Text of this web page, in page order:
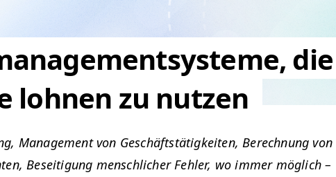
die
lohnen zu nutzen
Man­age­ment von Geschäft­stätigkeit­en, Berech­nung von
Besei­t­i­gung men­schlich­er Fehler, wo immer möglich –